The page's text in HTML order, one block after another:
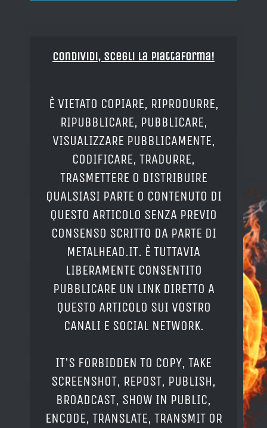
Condividi, Scegli la piattaforma!
È VIETATO COPIARE, RIPRODURRE,
RIPUBBLICARE, PUBBLICARE,
VISUALIZZARE PUBBLICAMENTE,
CODIFICARE, TRADURRE,
TRASMETTERE O DISTRIBUIRE
QUALSIASI PARTE O CONTENUTO DI
QUESTO ARTICOLO SENZA PREVIO
CONSENSO SCRITTO DA PARTE DI
METALHEAD.IT. È TUTTAVIA
LIBERAMENTE CONSENTITO
PUBBLICARE UN LINK DIRETTO A
QUESTO ARTICOLO SUI VOSTRO
CANALI E SOCIAL NETWORK.
IT'S FORBIDDEN TO COPY, TAKE
SCREENSHOT, REPOST, PUBLISH,
BROADCAST, SHOW IN PUBLIC,
ENCODE, TRANSLATE, TRANSMIT OR